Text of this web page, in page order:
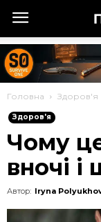
Головна Здоров'я
Здоров'я
Чому
вночі
Автор: Iryna